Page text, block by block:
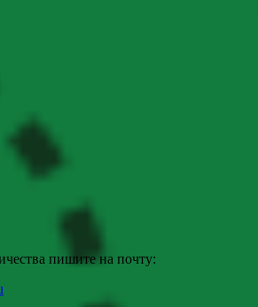
пишите на почту: